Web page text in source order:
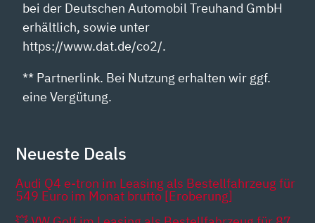
bei der Deutschen Automobil Treuhand GmbH
erhältlich, sowie unter
https://www.dat.de/co2/.
** Partnerlink. Bei Nutzung erhalten wir ggf.
eine Vergütung.
Neueste Deals
Audi Q4 e-tron im Leasing als Bestellfahrzeug für
549 Euro im Monat brutto [Eroberung]